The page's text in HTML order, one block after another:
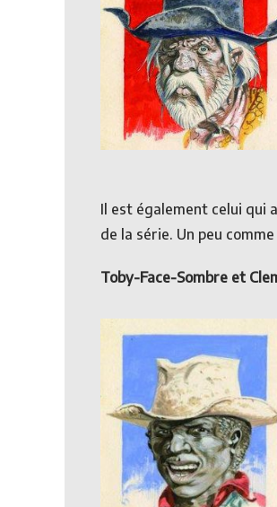
Il est également celui qui
de la série. Un peu
Toby-Face-Sombre et